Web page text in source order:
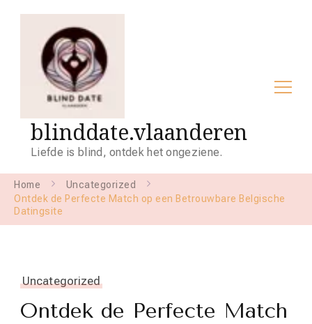
blinddate.vlaanderen
Liefde is blind, ontdek het ongeziene.
Home
Uncategorized
Ontdek de Perfecte Match op een Betrouwbare Belgische
Datingsite
Uncategorized
Ontdek de Perfecte Match